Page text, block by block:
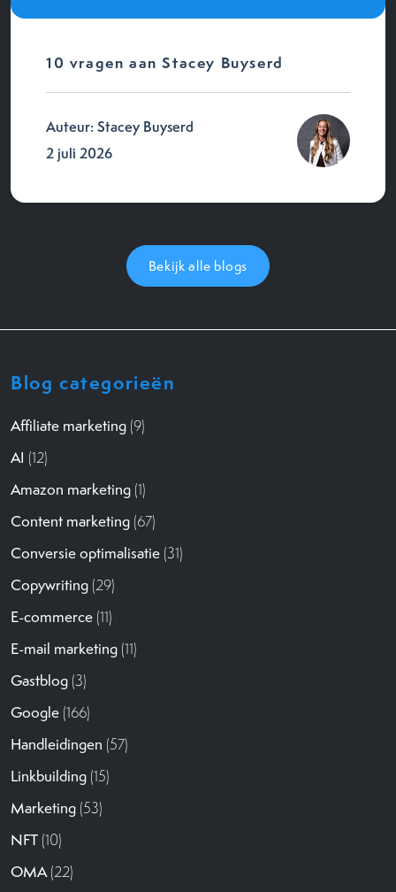
10 vragen aan Stacey Buyserd
Auteur: Stacey Buyserd
2 juli 2026
Bekijk alle blogs
Blog categorieën
Affiliate marketing (9)
AI (12)
Amazon marketing (1)
Content marketing (67)
Conversie optimalisatie (31)
Copywriting (29)
E-commerce (11)
E-mail marketing (11)
Gastblog (3)
Google (166)
Handleidingen (57)
Linkbuilding (15)
Marketing (53)
NFT (10)
OMA(22)